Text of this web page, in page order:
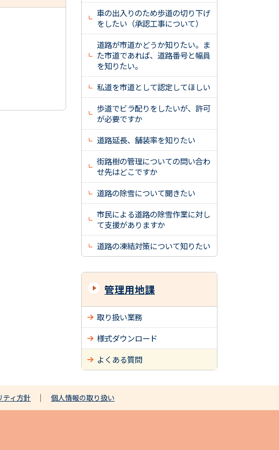
車の出入りのため歩道の切り下げ
をしたい（承認工事について）
道路が市道かどうか知りたい。ま
た市道であれば、道路番号と幅員
を知りたい。
私道を市道として認定してほしい
歩道でビラ配りをしたいが、許可
が必要ですか
道路延長、舗装率を知りたい
街路樹の管理についての問い合わ
せ先はどこですか
道路の除雪について聞きたい
市民による道路の除雪作業に対し
て支援がありますか
道路の凍結対策について知りたい
管理用地課
取り扱い業務
様式ダウンロード
よくある質問
ティ方針 個人情報の取り扱い